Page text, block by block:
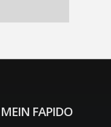
MEIN FAPIDO